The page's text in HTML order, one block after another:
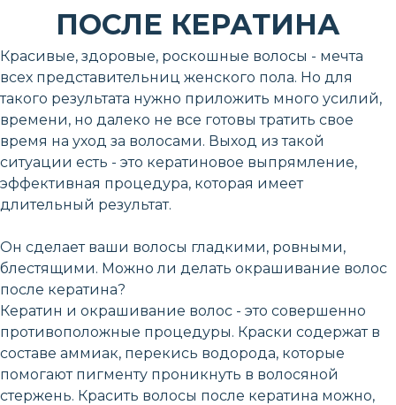
ПОСЛЕ КЕРАТИНА
Красивые, здоровые, роскошные волосы - мечта
всех представительниц женского пола. Но для
такого результата нужно приложить много усилий,
времени, но далеко не все готовы тратить свое
время на уход за волосами. Выход из такой
ситуации есть - это кератиновое выпрямление,
эффективная процедура, которая имеет
длительный результат.
Он сделает ваши волосы гладкими, ровными,
блестящими. Можно ли делать окрашивание волос
после кератина?
Кератин и окрашивание волос - это совершенно
противоположные процедуры. Краски содержат в
составе аммиак, перекись водорода, которые
помогают пигменту проникнуть в волосяной
стержень. Красить волосы после кератина можно,